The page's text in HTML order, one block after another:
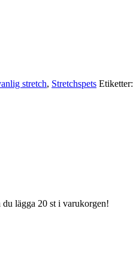
stretch, Stretchspets Etiketter:
lägga 20 st i varukorgen!